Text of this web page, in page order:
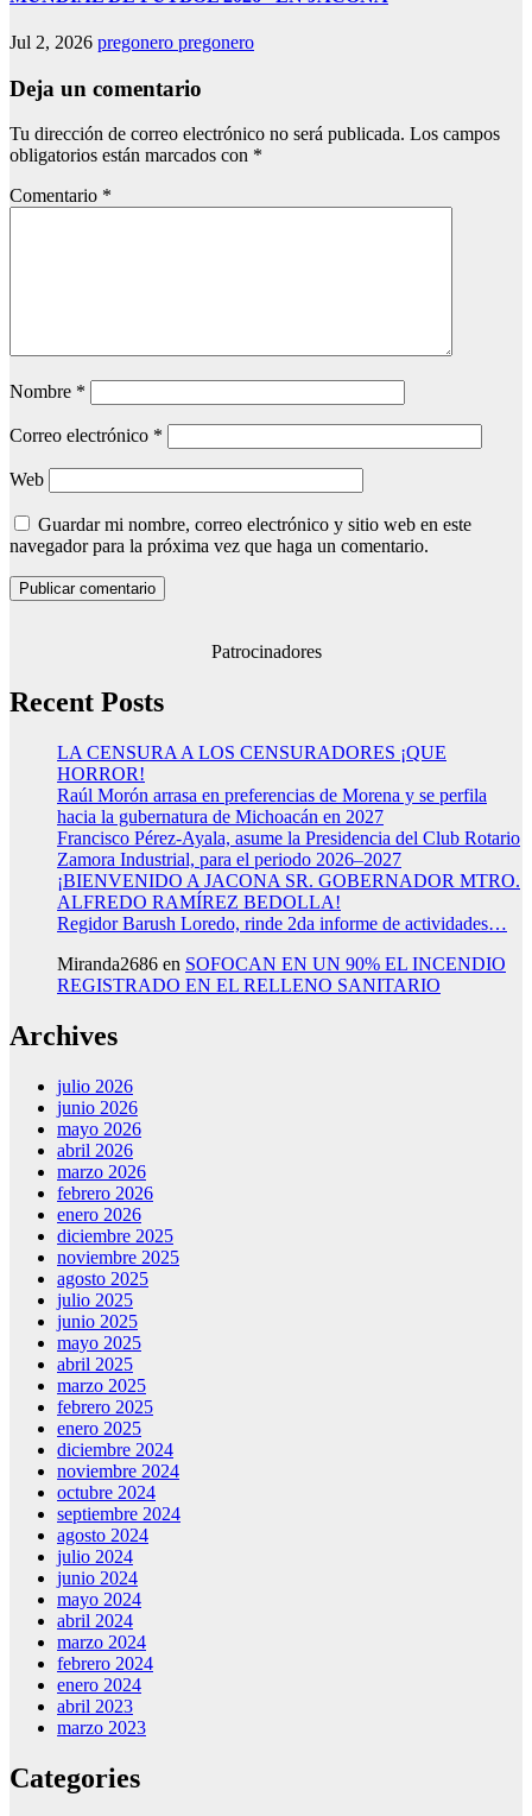
Jul 2, 2026 pregonero pregonero
Deja un comentario
Tu dirección de correo electrónico no será publicada. Los campos
obligatorios están marcados con *
Comentario *
Nombre *
Correo electrónico *
Web
Guardar mi nombre, correo electrónico y sitio web en este
navegador para la próxima vez que haga un comentario.
Patrocinadores
Recent Posts
LA CENSURA A LOS CENSURADORES ¡QUE
HORROR!
Raúl Morón arrasa en preferencias de Morena y se perfila
hacia la gubernatura de Michoacán en 2027
Francisco Pérez-Ayala, asume la Presidencia del Club Rotario
Zamora Industrial, para el periodo 2026–2027
¡BIENVENIDO A JACONA SR. GOBERNADOR MTRO.
ALFREDO RAMÍREZ BEDOLLA!
Regidor Barush Loredo, rinde 2da informe de actividades…
Miranda2686 en SOFOCAN EN UN 90% EL INCENDIO
REGISTRADO EN EL RELLENO SANITARIO
Archives
julio 2026
junio 2026
mayo 2026
abril 2026
marzo 2026
febrero 2026
enero 2026
diciembre 2025
noviembre 2025
agosto 2025
julio 2025
junio 2025
mayo 2025
abril 2025
marzo 2025
febrero 2025
enero 2025
diciembre 2024
noviembre 2024
octubre 2024
septiembre 2024
agosto 2024
julio 2024
junio 2024
mayo 2024
abril 2024
marzo 2024
febrero 2024
enero 2024
abril 2023
marzo 2023
Categories